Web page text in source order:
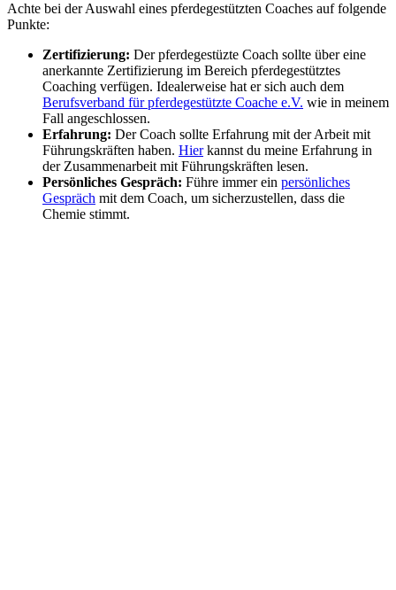
Achte bei der Auswahl eines pferdegestützten Coaches auf folgende
Punkte:
Zertifizierung: Der pferdegestüzte Coach sollte über eine
anerkannte Zertifizierung im Bereich pferdegestütztes
Coaching verfügen. Idealerweise hat er sich auch dem
Berufsverband für pferdegestützte Coache e.V. wie in meinem
Fall angeschlossen.
Erfahrung: Der Coach sollte Erfahrung mit der Arbeit mit
Führungskräften haben. Hierkannst du meine Erfahrung in
der Zusammenarbeit mit Führungskräften lesen.
Persönliches Gespräch: Führe immer ein persönliches
Gespräch mit dem Coach, um sicherzustellen, dass die
Chemie stimmt.